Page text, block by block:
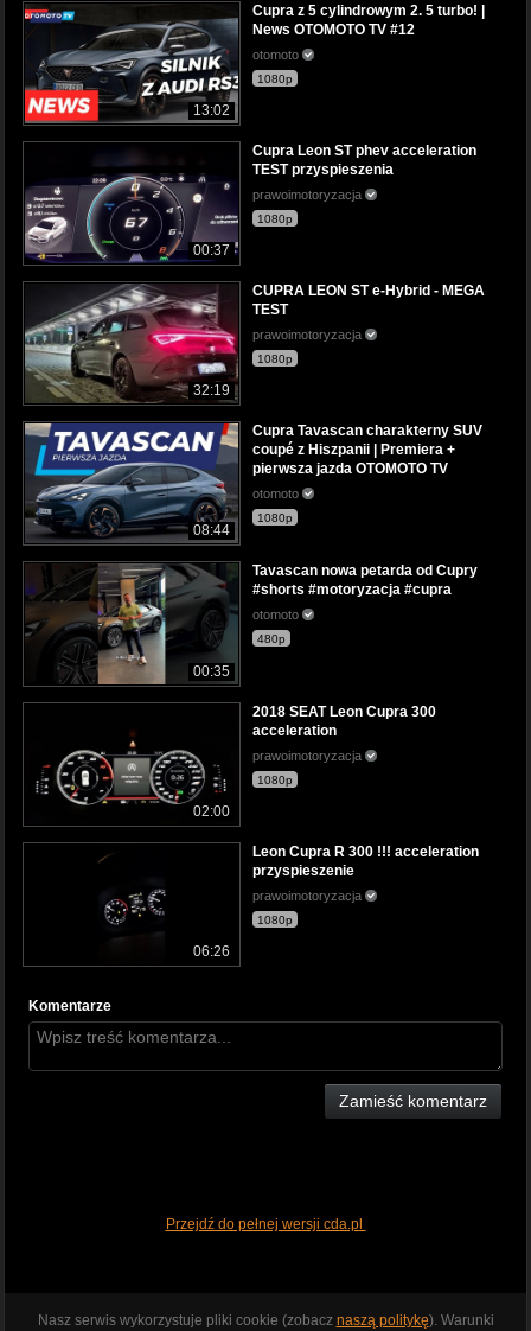
13:02
Cupra z 5 cylindrowym 2. 5 turbo! |
News OTOMOTO TV #12
otomoto
1080p
00:37
Cupra Leon ST phev acceleration
TEST przyspieszenia
prawoimotoryzacja
1080p
32:19
CUPRA LEON ST e-Hybrid - MEGA
TEST
prawoimotoryzacja
1080p
08:44
Cupra Tavascan charakterny SUV
coupé z Hiszpanii | Premiera +
pierwsza jazda OTOMOTO TV
otomoto
1080p
00:35
Tavascan nowa petarda od Cupry
#shorts #motoryzacja #cupra
otomoto
480p
02:00
2018 SEAT Leon Cupra 300
acceleration
prawoimotoryzacja
1080p
06:26
Leon Cupra R 300 !!! acceleration
przyspieszenie
prawoimotoryzacja
1080p
Komentarze
Zamieść komentarz
Przejdź do pełnej wersji cda.pl
Nasz serwis wykorzystuje pliki cookie (zobacz naszą politykę). Warunki